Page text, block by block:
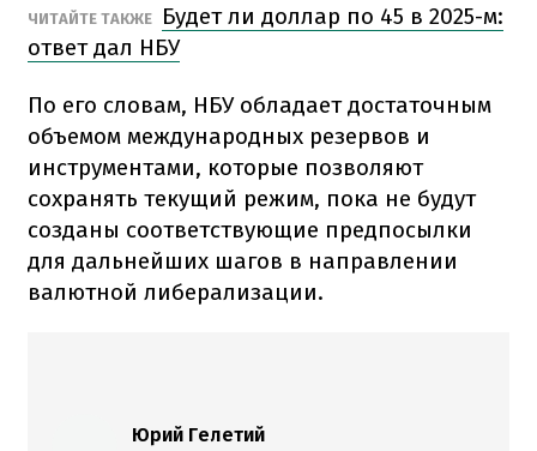
ЧИТАЙТЕ ТАКЖЕ
Будет ли доллар по 45 в 2025-м:
ответ дал НБУ
По его словам, НБУ обладает достаточным
объемом международных резервов и
инструментами, которые позволяют
сохранять текущий режим, пока не будут
созданы соответствующие предпосылки
для дальнейших шагов в направлении
валютной либерализации.
Юрий Гелетий